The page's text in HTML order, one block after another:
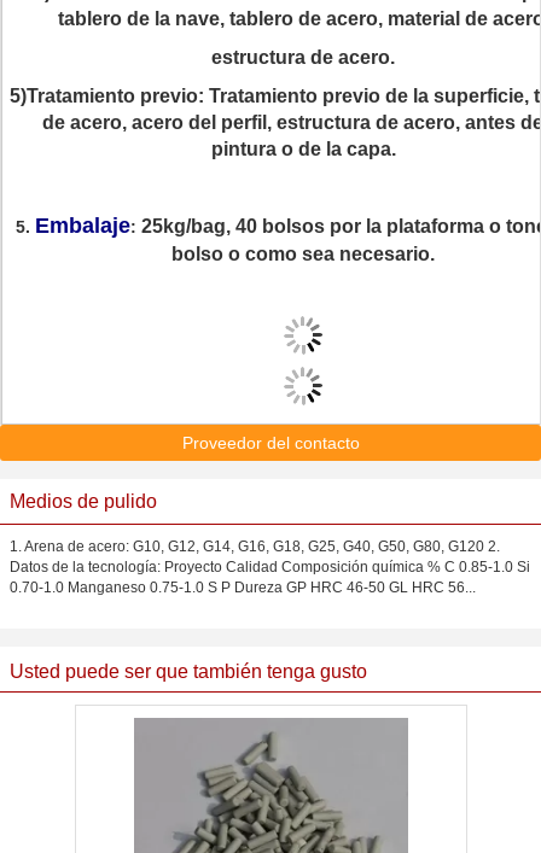
tablero de la nave, tablero de acero, material de
estructura de acero.
5)Tratamiento previo: Tratamiento previo de la superficie,
de acero, acero del perfil, estructura de acero, antes
pintura o de la capa.
5. Embalaje: 25kg/bag, 40 bolsos por la plataforma o
bolso o como sea necesario.
Proveedor del contacto
Medios de pulido
1. Arena de acero: G10, G12, G14, G16, G18, G25, G40, G50, G80, G120 2.
Datos de la tecnología: Proyecto Calidad Composición química % C 0.85-1.0 Si
0.70-1.0 Manganeso 0.75-1.0 S P Dureza GP HRC 46-50 GL HRC 56...
Usted puede ser que también tenga gusto